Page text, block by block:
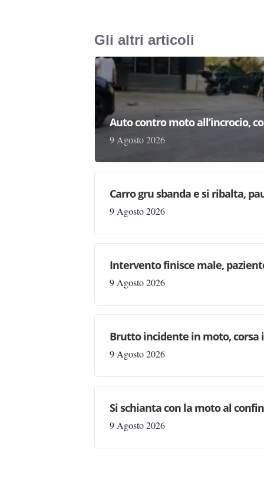
Gli altri articoli
Auto contro moto all’incrocio,
9 Agosto 2026
Carro gru sbanda e si ribalta,
9 Agosto 2026
Intervento finisce male,
9 Agosto 2026
Brutto incidente in moto, corsa
9 Agosto 2026
Si schianta con la moto al
9 Agosto 2026